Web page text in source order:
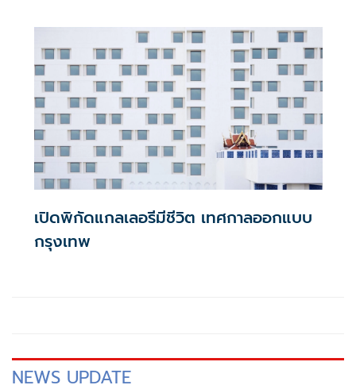
เปิดพิกัดแกลเลอรีมีชีวิต เทศกาลออกแบบ
กรุงเทพ
NEWS UPDATE